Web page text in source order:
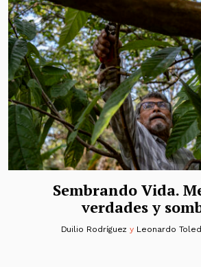
Sembrando Vida.
verdades y
Duilio Rodríguez y Leonardo